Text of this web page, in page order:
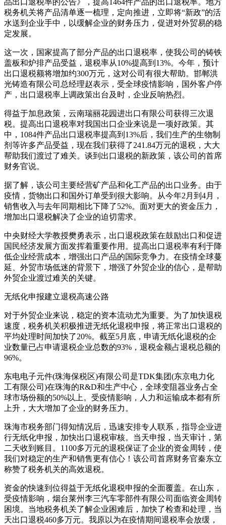
税务机关将产品清单逐一梳理，定向推进，立即将“新政”的活
水送到企业手中，以缓解企业的财务压力，促进对外贸易的稳
定发展。
这一次，国家提高了部分产品的出口退税率，使我公司的铸铁
盖板和炉排产品受益，退税率从10%提高到13%。今年，预计
出口退税额将增加约300万元，这对公司有很大帮助。邯郸洪
光铸造有限公司总经理赵表示，受全球疫情影响，国外客户停
产，出口退税率上调政策出台及时，企业反响热烈。
得益于加息政策，云南瑞丽花园进出口有限公司获得三次退
税。提高出口退税率对我国出口企业来说是一项好政策。其
中，1084件产品出口退税率提高到13%后，我们生产的生物制
剂等许多产品受益，现在我们获得了241.84万元的退税，大大
帮助我们渡过了难关。谈到出口退税的新政策，该公司的首席
财务官说。
据了解，该公司主要经营矿产品和化工产品的出口业务。由于
疫情，货物出口和国外订单受到很大影响。从今年2月到4月，
销售收入与去年同期相比下降了52%。面对更大的资金压力，
增加出口退税解决了企业的迫切需求。
中央财经大学教授樊勇表示，出口退税政策在鼓励出口和促进
国民经济发展方面发挥着重要作用。提高出口退税率有利于降
低企业经营成本，增强出口产品的国际竞争力。在疫情全球蔓
延、外贸市场低迷的背景下，增强了外贸企业的信心，是帮助
外贸企业渡过难关的关键。
无纸化申报建立退税高速公路
对于外贸企业来说，稳定的资本流动尤为重要。为了加快退税
速度，税务机关积极推进无纸化退税申报，将正常出口退税的
平均处理时间加快了20%。截至5月底，申请无纸化退税的企
业数量已占申请退税企业总数的93%，退税金额占退税总额的
96%。
东电电子元件(珠海保税区)有限公司是TDK集团(东京电力化
工有限公司)在珠海的R&D和生产中心，全球变阻器业务占全
球市场份额的50%以上。受疫情影响，人力和运输成本都有所
上升，大大增加了企业的财务压力。
珠海市税务部门得知情况后，迅速安排专人联系，指导企业进
行无纸化申报，加快出口退税审核。当天申报，当天审计，第
二天收到账目。1100多万元的退税保证了企业的资金周转，使
我们对稳定的生产和销售更有信心！该公司首席财务官秦东立
称赞了税务机关的高效退税。
资金的快速到位得益于无纸化退税申报的全面覆盖。在山东，
受疫情影响，烟台莱州李三汽车零部件有限公司面临资金周转
困境。当地税务机关了解企业困难后，加快了检查和处理，当
天出口退税460多万元。我原以为在疫情期间退税率会放缓，